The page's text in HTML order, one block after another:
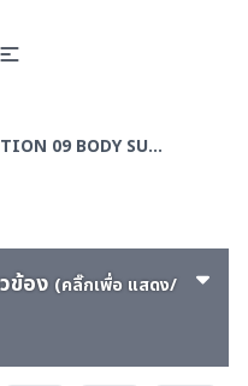
SUPPORT & BACK SUPPORT - เข็มขัดพยุงหลัง-บ่า-ข้อมือ-หัวไหล่-ข้อเท้า-ข้อเข่า
ข้อง (คลิ๊กเพื่อ แสดง/